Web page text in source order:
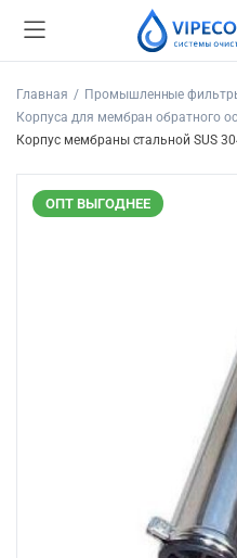
Главная
Промышленные
Корпуса для мембран обратного
Корпус мембраны стальной SUS
ОПТ ВЫГОДНЕЕ